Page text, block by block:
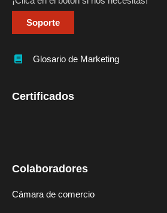
Soporte
Glosario de Marketing
Certificados
Colaboradores
Cámara de comercio